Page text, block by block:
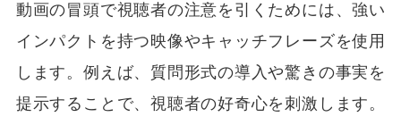
動画の冒頭で視聴者の注意を引くためには、強い
インパクトを持つ映像やキャッチフレーズを使用
します。例えば、質問形式の導入や驚きの事実を
提示することで、視聴者の好奇心を刺激します。